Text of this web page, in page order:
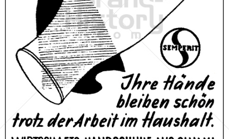
SEMPERIT Semperit Aktiengesellschaft Holding 1955